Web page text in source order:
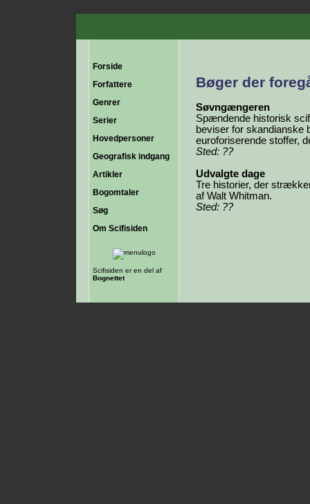
Forside
Forfattere
Genrer
Serier
Hovedpersoner
Geografisk indgang
Artikler
Bogomtaler
Søg
Om Scifisiden
Scifisiden er en del af
Bognettet
Bøger der
Søvngængeren
Spændende historisk
beviser for skandianske
euroforiserende stoffer,
Sted: ??
Udvalgte dage
Tre historier, der
af Walt Whitman.
Sted: ??